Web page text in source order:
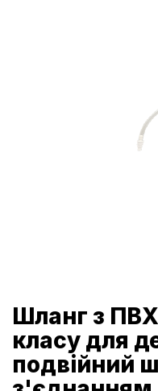
Шланг з
класу для
подвійний